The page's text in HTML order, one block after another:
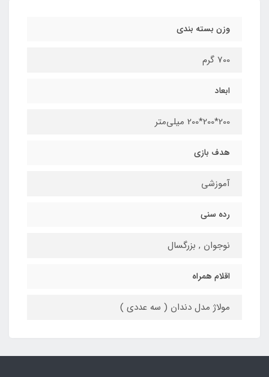
وزن بسته بندی
700 گرم
ابعاد
200*200*200 میلی‌متر
هدف بازی
آموزشی
رده سنی
نوجوان , بزرگسال
اقلام همراه
مولاژ مدل دندان ( سه عددی )